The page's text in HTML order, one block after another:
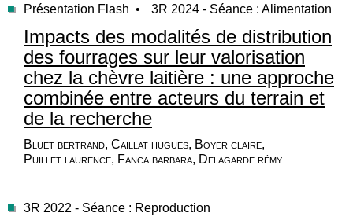
Présentation Flash • 3R 2024 - Séance : Alimentation
Impacts des modalités de distribution
des fourrages sur leur valorisation
chez la chèvre laitière : une approche
combinée entre acteurs du terrain et
de la recherche
Bluet bertrand, Caillat hugues, Boyer claire,
Puillet laurence, Fanca barbara, Delagarde rémy
3R 2022 - Séance : Reproduction